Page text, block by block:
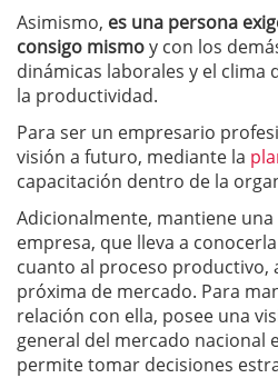
Asimismo, es una persona
consigo mismoy con los
dinámicas laborales y el clima
la productividad.
Para ser un empresario
visión a futuro, mediante la
capacitación dentro de la
Adicionalmente, mantiene
empresa, que lleva a
cuanto al proceso productivo,
próxima de mercado. Para
relación con ella, posee una
general del mercado nacional
permite tomar decisiones